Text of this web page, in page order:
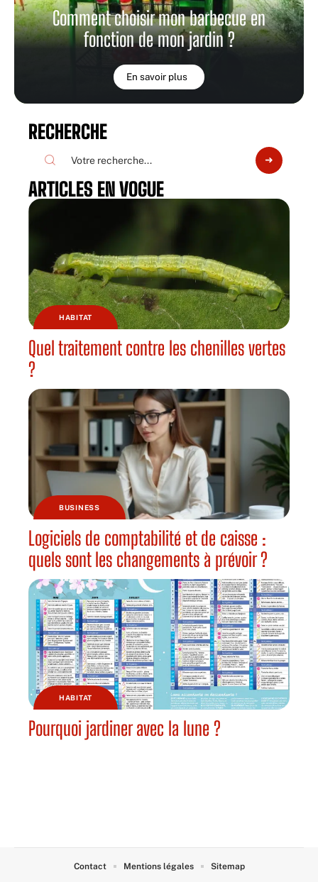
Comment choisir mon barbecue en
fonction de mon jardin ?
En savoir plus
RECHERCHE
ARTICLES EN VOGUE
HABITAT
Quel traitement contre les chenilles vertes
?
BUSINESS
Logiciels de comptabilité et de caisse :
quels sont les changements à prévoir ?
HABITAT
Pourquoi jardiner avec la lune ?
Contact Mentions légales Sitemap